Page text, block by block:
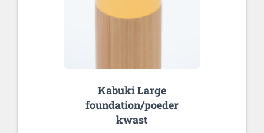
Kabuki Large
foundation/poeder
kwast